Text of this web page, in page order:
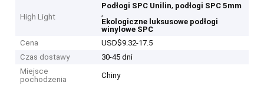
High Light
Podłogi SPC Unilin, podłogi SPC 5mm
,
Ekologiczne luksusowe podłogi
winylowe SPC
Cena
USD$9.32-17.5
Czas dostawy
30-45 dni
Miejsce
pochodzenia
Chiny